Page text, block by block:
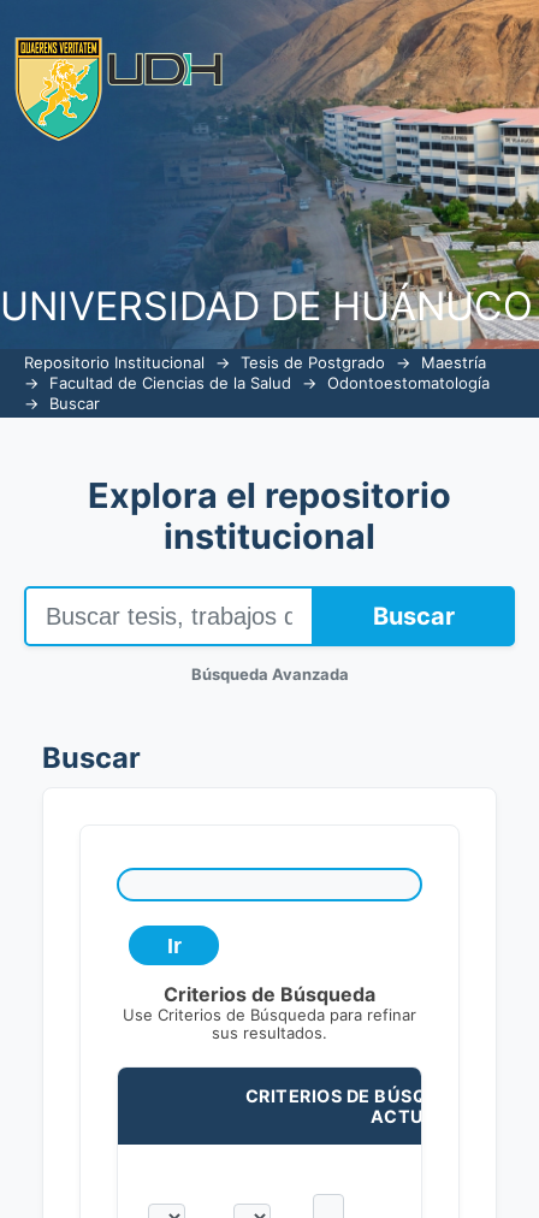
UNIVERSIDAD DE HUÁNUCO
Repositorio Institucional → Tesis de Postgrado →
Maestría
→
Facultad de Ciencias de la Salud →
Odontoestomatología
→
Buscar
Explora el repositorio
institucional
Buscar
Búsqueda Avanzada
Buscar
Criterios de Búsqueda
Use Criterios de Búsqueda para refinar
sus resultados.
CRITERIOS DE BÚSQUEDA
ACTUALES: